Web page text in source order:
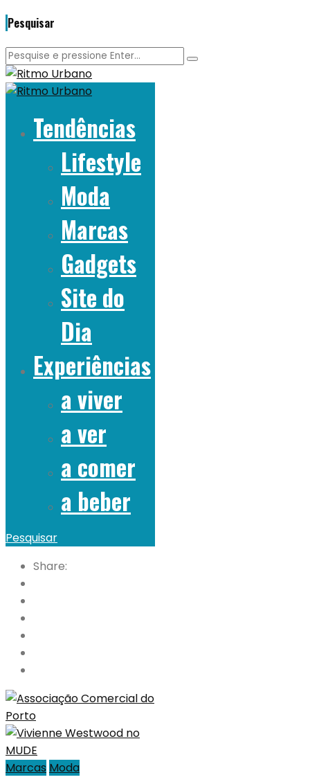
Pesquisar
Tendências
Lifestyle
Moda
Marcas
Gadgets
Site do
Dia
Experiências
a viver
a ver
a comer
a beber
Pesquisar
Share:
Marcas Moda